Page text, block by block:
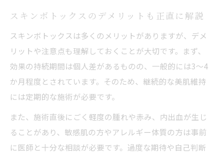
スキンボトックスのデメリットも正直に解説
スキンボトックスは多くのメリットがありますが、デメ
リットや注意点も理解しておくことが大切です。まず、
効果の持続期間は個人差があるものの、一般的には3～4
か月程度とされています。そのため、継続的な美肌維持
には定期的な施術が必要です。
また、施術直後にごく軽度の腫れや赤み、内出血が生じ
ることがあり、敏感肌の方やアレルギー体質の方は事前
に医師と十分な相談が必要です。過度な期待や自己判断